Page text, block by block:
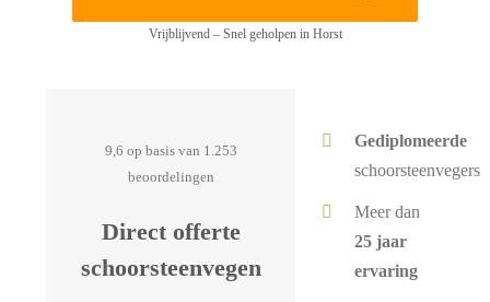
Vrijblijvend – Snel geholpen in Horst
9,6 op basis van 1.253
beoordelingen
Direct offerte
schoorsteenvegen
Gediplomeerde
schoorsteenvegers
Meer dan
25 jaar
ervaring